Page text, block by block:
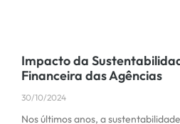
Impacto da
Financeira das Agências
30/10/2024
Nos últimos anos, a